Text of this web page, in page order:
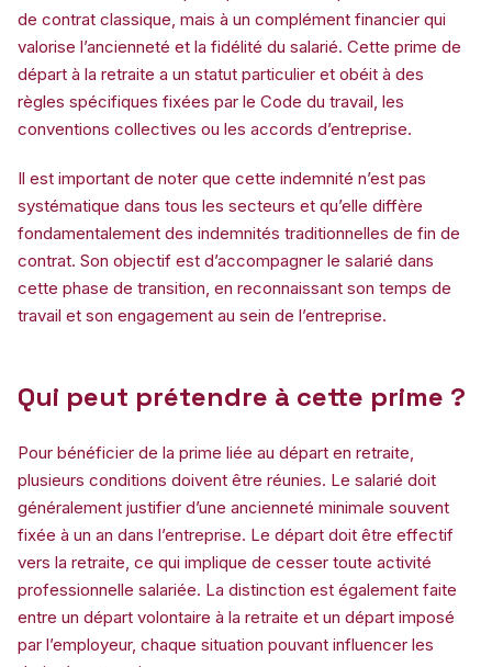
de contrat classique, mais à un complément financier qui
valorise l’ancienneté et la fidélité du salarié. Cette prime de
départ à la retraite a un statut particulier et obéit à des
règles spécifiques fixées par le Code du travail, les
conventions collectives ou les accords d’entreprise.
Il est important de noter que cette indemnité n’est pas
systématique dans tous les secteurs et qu’elle diffère
fondamentalement des indemnités traditionnelles de fin de
contrat. Son objectif est d’accompagner le salarié dans
cette phase de transition, en reconnaissant son temps de
travail et son engagement au sein de l’entreprise.
Qui peut prétendre à cette prime ?
Pour bénéficier de la prime liée au départ en retraite,
plusieurs conditions doivent être réunies. Le salarié doit
généralement justifier d’une ancienneté minimale souvent
fixée à un an dans l’entreprise. Le départ doit être effectif
vers la retraite, ce qui implique de cesser toute activité
professionnelle salariée. La distinction est également faite
entre un départ volontaire à la retraite et un départ imposé
par l’employeur, chaque situation pouvant influencer les